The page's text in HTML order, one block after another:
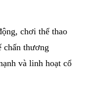
chơi thể thao
chấn thương
và linh hoạt cổ